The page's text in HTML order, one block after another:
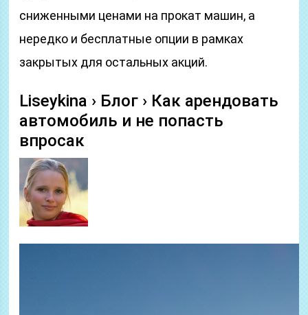
сниженными ценами на прокат машин, а
нередко и бесплатные опции в рамках
закрытых для остальных акций.
Liseykina › Блог › Как арендовать
автомобиль и не попасть
впросак